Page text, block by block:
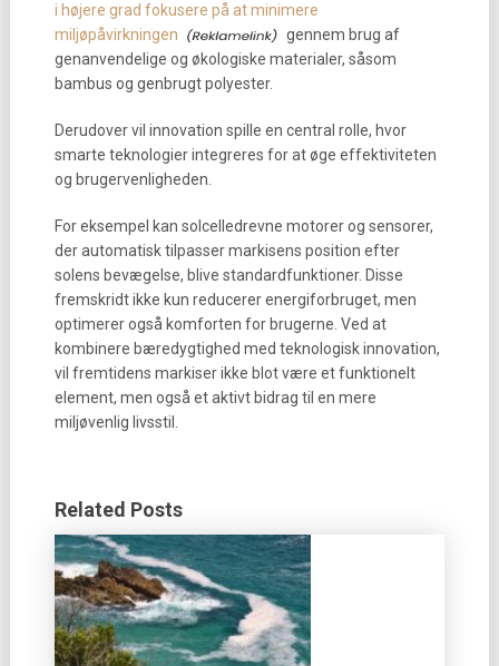
i højere grad fokusere på at minimere
miljøpåvirkningen
gennem brug af
genanvendelige og økologiske materialer, såsom
bambus og genbrugt polyester.
Derudover vil innovation spille en central rolle, hvor
smarte teknologier integreres for at øge effektiviteten
og brugervenligheden.
For eksempel kan solcelledrevne motorer og sensorer,
der automatisk tilpasser markisens position efter
solens bevægelse, blive standardfunktioner. Disse
fremskridt ikke kun reducerer energiforbruget, men
optimerer også komforten for brugerne. Ved at
kombinere bæredygtighed med teknologisk innovation,
vil fremtidens markiser ikke blot være et funktionelt
element, men også et aktivt bidrag til en mere
miljøvenlig livsstil.
Related Posts